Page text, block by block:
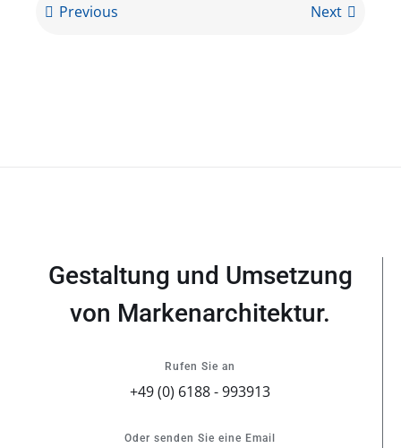
Previous Next
Gestaltung und Umsetzung
von Markenarchitektur.
Rufen Sie an
+49 (0) 6188 - 993913
Oder senden Sie eine Email